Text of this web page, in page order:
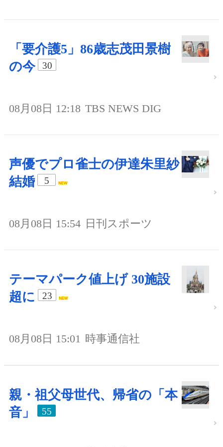
「要介護5」86歳志茂田景樹
の今
30
08月08日 12:18 TBS NEWS DIG
声優でプロ雀士の伊達朱里紗
結婚
5
08月08日 15:54 日刊スポーツ
テーマパーク値上げ 30施設
超に
23
08月08日 15:01 時事通信社
親・祖父母世代、帰省の「本
音」
55